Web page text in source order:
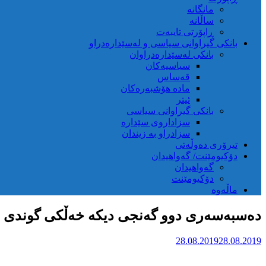
مانگانە
ساڵانە
ڕاپۆرتی تایبەت
بانکی گیراوانی سیاسی و لەسێدارەدراو
بانکی لەسێدارەدراوان
سیاسیەکان
قەساس
مادە هۆشبەرەکان
ئیتر
بانکی گیراوانی سیاسی
سزاداروی سێدارە
سزادراو بە زیندان
تیرۆری دەوڵەتی
دۆکیومێنت/ گەواهیدان
گەواهیدان
دۆکیومێنت
ماڵەوە
دەسبەسەری دوو گەنجی دیکە خەڵکی گوندی
28.08.201928.08.2019